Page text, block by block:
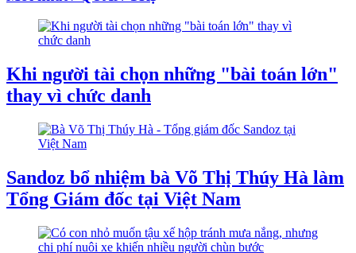
Khi người tài chọn những "bài toán lớn"
thay vì chức danh
Sandoz bổ nhiệm bà Võ Thị Thúy Hà làm
Tổng Giám đốc tại Việt Nam